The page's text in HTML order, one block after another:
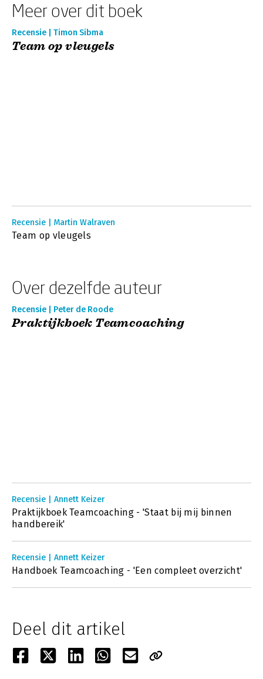
Meer over dit boek
Recensie | Timon Sibma
Team op vleugels
Recensie | Martin Walraven
Team op vleugels
Over dezelfde auteur
Recensie | Peter de Roode
Praktijkboek Teamcoaching
Recensie | Annett Keizer
Praktijkboek Teamcoaching - 'Staat bij mij binnen
handbereik'
Recensie | Annett Keizer
Handboek Teamcoaching - 'Een compleet overzicht'
Deel dit artikel